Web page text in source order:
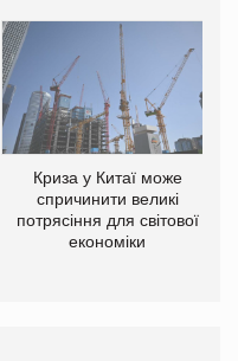
Криза у Китаї може
спричинити великі
потрясіння для світової
економіки